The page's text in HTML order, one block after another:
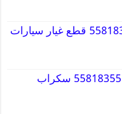
قطع غيار كيا 55818355 قطع غيار سيارات
قطع غيار باجيرو 55818355 سكراب